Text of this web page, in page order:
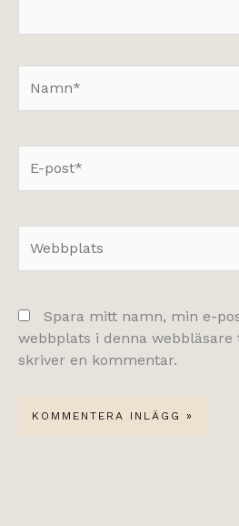
post*
Spara mitt namn, min e-
webbplats i denna webbläsare
skriver en kommentar.